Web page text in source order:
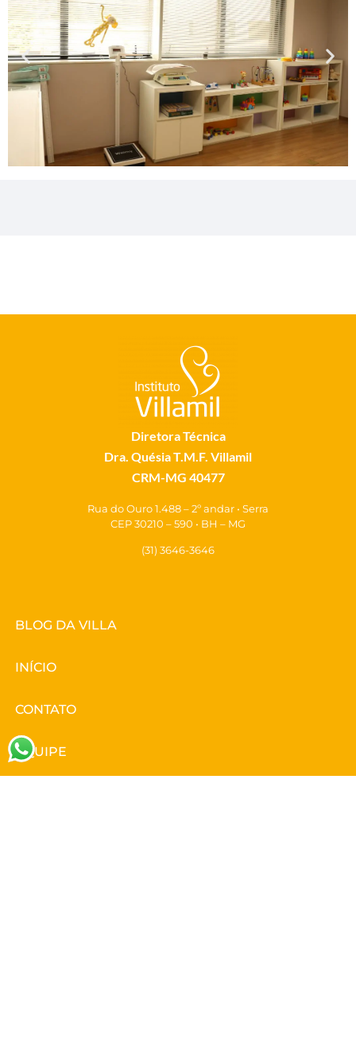
Diretora Técnica
Dra. Quésia T.M.F. Villamil
CRM-MG 40477
Rua do Ouro 1.488 – 2º andar • Serra
CEP 30210 – 590 • BH – MG
(31) 3646-3646
BLOG DA VILLA
INÍCIO
CONTATO
EQUIPE